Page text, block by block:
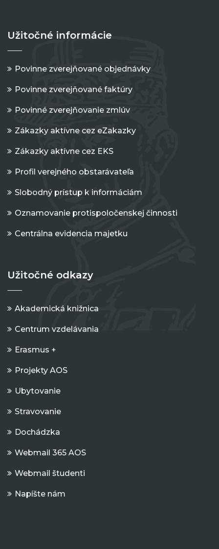
Užitočné informácie
Povinne zverejňované objednávky
Povinne zverejňované faktúry
Povinné zverejňovanie zmlúv
Zákazky aktívne cez eZakazky
Zákazky aktívne cez EKS
Profil verejného obstarávateľa
Slobodný prístup k informáciám
Oznamovanie protispoločenskej činnosti
Centrálna evidencia majetku
Užitočné odkazy
Akademická knižnica
Centrum vzdelávania
Erasmus +
Projekty AOS
Ubytovanie
Stravovanie
Dochádzka
Webmail 365 AOS
Webmail študenti
Napíšte nám